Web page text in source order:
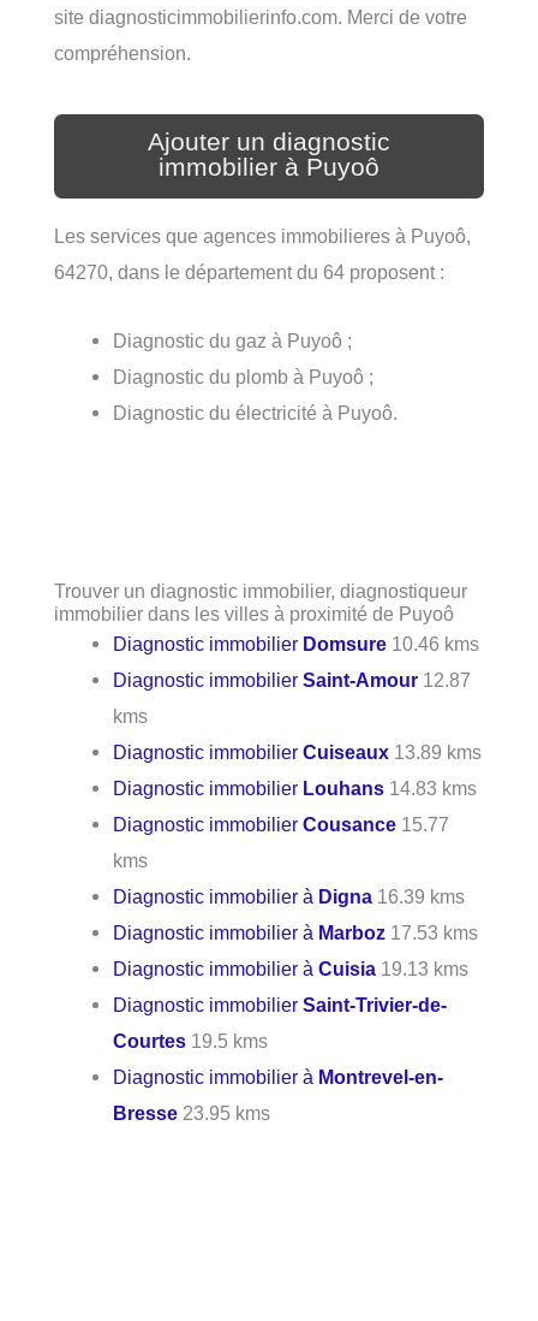
site diagnosticimmobilierinfo.com. Merci de votre
compréhension.
Ajouter un diagnostic
immobilier à Puyoô
Les services que agences immobilieres à Puyoô,
64270, dans le département du 64 proposent :
Diagnostic du gaz à Puyoô ;
Diagnostic du plomb à Puyoô ;
Diagnostic du électricité à Puyoô.
Trouver un diagnostic immobilier, diagnostiqueur
immobilier dans les villes à proximité de Puyoô
Diagnostic immobilier Domsure 10.46 kms
Diagnostic immobilierSaint-Amour 12.87
kms
Diagnostic immobilierCuiseaux 13.89 kms
Diagnostic immobilier Louhans 14.83 kms
Diagnostic immobilierCousance 15.77
kms
Diagnostic immobilier à Digna 16.39 kms
Diagnostic immobilier à Marboz 17.53 kms
Diagnostic immobilier àCuisia 19.13 kms
Diagnostic immobilierSaint-Trivier-de-
Courtes 19.5 kms
Diagnostic immobilier à Montrevel-en-
Bresse 23.95 kms